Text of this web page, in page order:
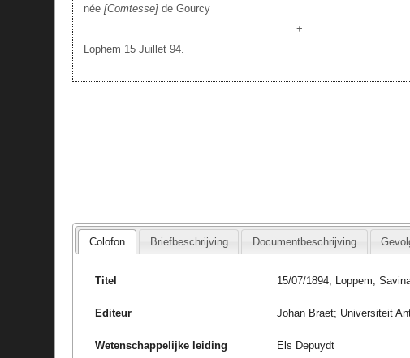
née Comtesse de Gourcy
+
Lophem 15 Juillet 94.
Colofon Briefbeschrijving Documentbeschrijving
Titel 15/07/1894, Loppem,
Editeur Johan Braet; Universiteit
Wetenschappelijke leiding Els Depuydt